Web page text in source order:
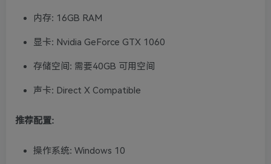
内存: 16GB RAM
显卡: Nvidia GeForce GTX 1060
存储空间: 需要40GB 可用空间
声卡: Direct X Compatible
推荐配置:
操作系统: Windows 10